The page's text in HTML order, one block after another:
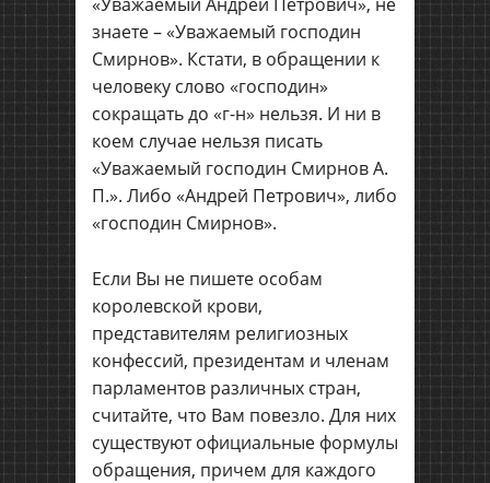
знаете – «Уважаемый господин
Смирнов». Кстати, в обращении к
человеку слово «господин»
сокращать до «г-н» нельзя. И ни в
коем случае нельзя писать
«Уважаемый господин Смирнов А.
П.». Либо «Андрей Петрович», либо
«господин Смирнов».
Если Вы не пишете особам
королевской крови,
представителям религиозных
конфессий, президентам и членам
парламентов различных стран,
считайте, что Вам повезло. Для них
существуют официальные формулы
обращения, причем для каждого